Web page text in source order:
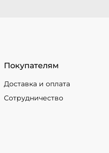
Покупателям
Доставка и оплата
Сотрудничество